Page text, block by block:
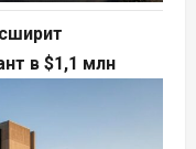
в $1,1 млн